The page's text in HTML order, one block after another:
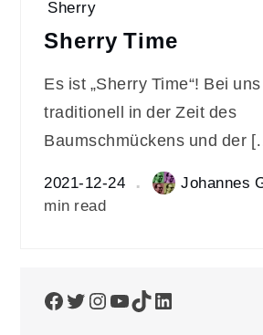
Sherry
Sherry Time
Es ist „Sherry Time“! Bei
traditionell in der Zeit des
Baumschmückens und der
2021-12-24 Johannes
min read
Facebook
Twitter
Instagram
YouTube
TikTokLinkedIn